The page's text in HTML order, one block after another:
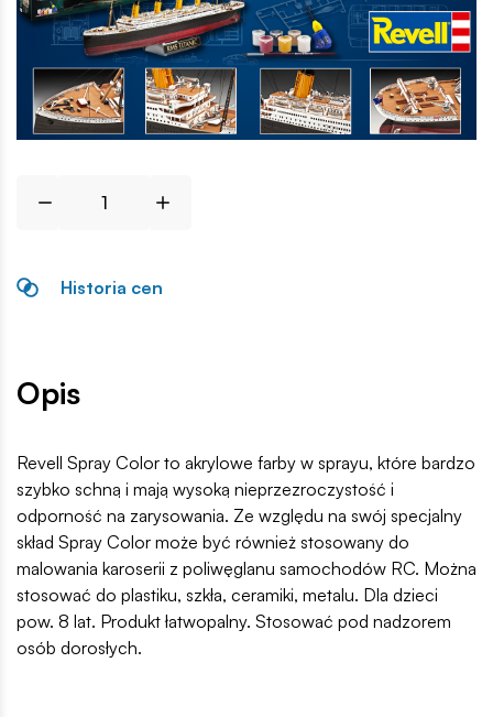
Historia cen
Opis
Revell Spray Color to akrylowe farby w sprayu, które bardzo
szybko schną i mają wysoką nieprzezroczystość i
odporność na zarysowania. Ze względu na swój specjalny
skład Spray Color może być również stosowany do
malowania karoserii z poliwęglanu samochodów RC. Można
stosować do plastiku, szkła, ceramiki, metalu. Dla dzieci
pow. 8 lat. Produkt łatwopalny. Stosować pod nadzorem
osób dorosłych.